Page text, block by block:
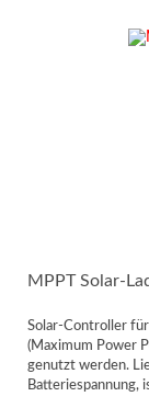
MPPT Solar-
Solar-Controller
(Maximum Power
genutzt werden.
Batteriespannung,